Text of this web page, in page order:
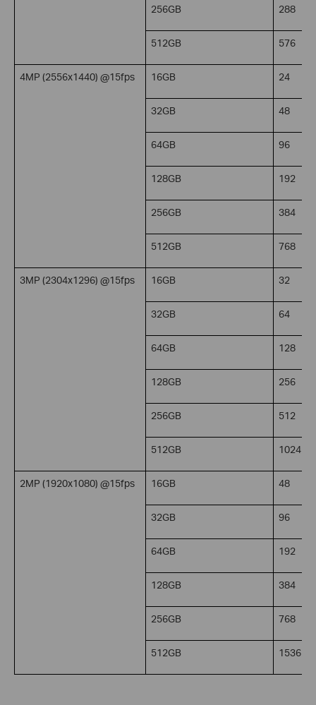
256GB 288
512GB 576
4MP (2556x1440) @15fps 16GB 24
32GB 48
64GB 96
128GB 192
256GB 384
512GB 768
3MP (2304x1296) @15fps 16GB 32
32GB 64
64GB 128
128GB 256
256GB 512
512GB 1024
2MP (1920x1080) @15fps 16GB 48
32GB 96
64GB 192
128GB 384
256GB 768
512GB 1536